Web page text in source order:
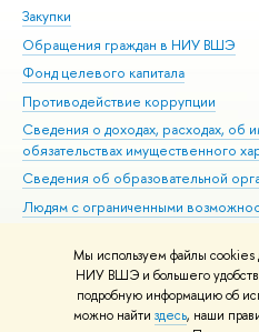
Мы используем файлы cookies
НИУ ВШЭ и большего
подробную информацию об
можно найти здесь, наши
Закупки
Обращения граждан в НИУ ВШЭ
Фонд целевого капитала
Противодействие коррупции
Сведения о доходах, расходах, об
обязательствах имущественного
Сведения об образовательной
Людям с ограниченными
Работа в Вышке